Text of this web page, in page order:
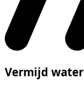
Vermijd water